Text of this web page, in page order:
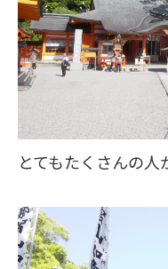
とてもたくさんの人